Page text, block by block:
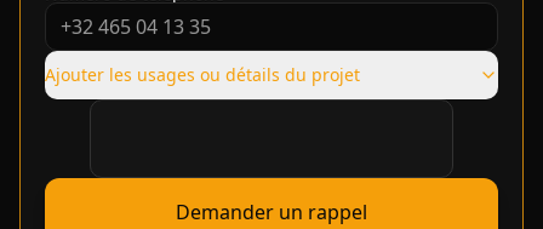
Ajouter les usages ou détails du projet
Vérification requise
Demander un rappel